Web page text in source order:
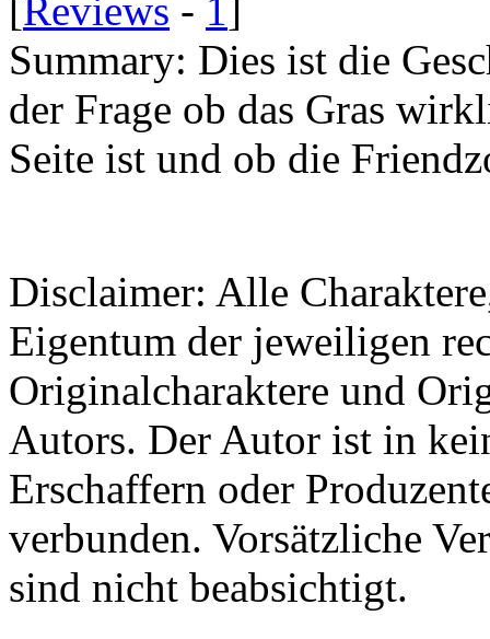
[Reviews - 1]
Summary: Dies ist die
der Frage ob das Gras
Seite ist und ob die
Disclaimer: Alle
Eigentum der jeweiligen
Originalcharaktere und
Autors. Der Autor ist in
Erschaffern oder
verbunden. Vorsätzliche
sind nicht beabsichtigt.